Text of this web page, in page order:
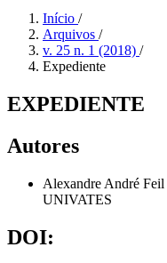
Início /
Arquivos /
v. 25 n. 1 (2018) /
Expediente
EXPEDIENTE
Autores
Alexandre André Feil
UNIVATES
DOI: